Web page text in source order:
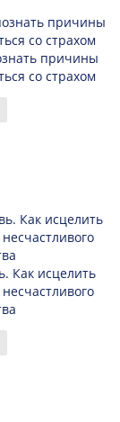
причины
со страхом
Как исцелить